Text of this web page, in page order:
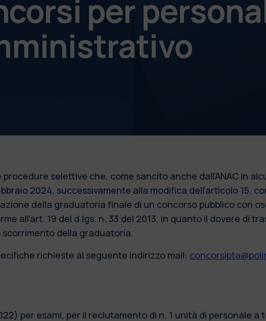
per
selettive che, come sancito anche dall’ANAC in
2024, successivamente alla modifica dell’articolo 15,
della graduatoria finale di un concorso pubblico con
all’art. 19 del d.lgs. n. 33 del 2013, in quanto il dovere di
della graduatoria.
richieste al seguente indirizzo mail:
per esami, per il reclutamento di n. 1 unità di personale